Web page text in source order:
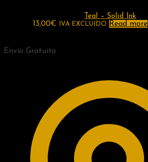
Teal – Solid Ink
13,00€ IVA EXCLUIDO Read more
Envío Gratuito